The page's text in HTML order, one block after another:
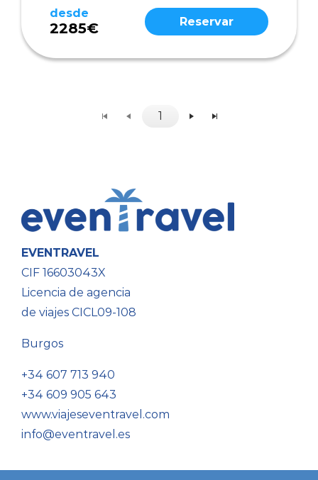
desde
2285€ Reservar
1
EVENTRAVEL
CIF 16603043X
Licencia de agencia
de viajes CICL09-108
Burgos
+34 607 713 940
+34 609 905 643
www.viajeseventravel.com
info@eventravel.es